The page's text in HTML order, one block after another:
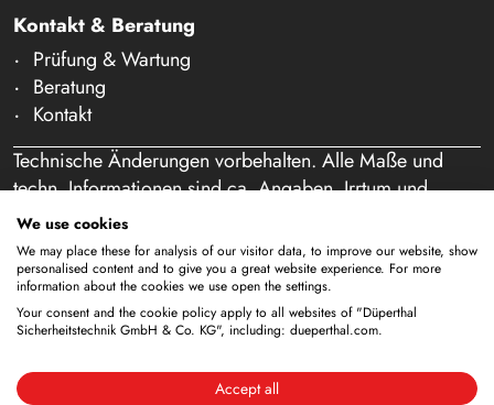
Kontakt & Beratung
Prüfung & Wartung
Beratung
Kontakt
Technische Änderungen vorbehalten. Alle Maße und
techn. Informationen sind ca. Angaben. Irrtum und
Schreibfehler vorbehalten. Unser Angebot richtet sich
ausschließlich an Gewerbetreibende im Sinne des § 14
BGB. Ein Verkauf an Privatpersonen findet nicht statt.
Durch die Nutzung dieser Website und eine etwaige
Bestellung bestätigen Sie, dass Sie als Unternehmer
We use cookies
We may place these for analysis of our visitor data, to improve our website, show
personalised content and to give you a great website experience. For more
information about the cookies we use open the settings.
Your consent and the cookie policy apply to all websites of "Düperthal
Sicherheitstechnik GmbH & Co. KG", including: dueperthal.com.
Accept all